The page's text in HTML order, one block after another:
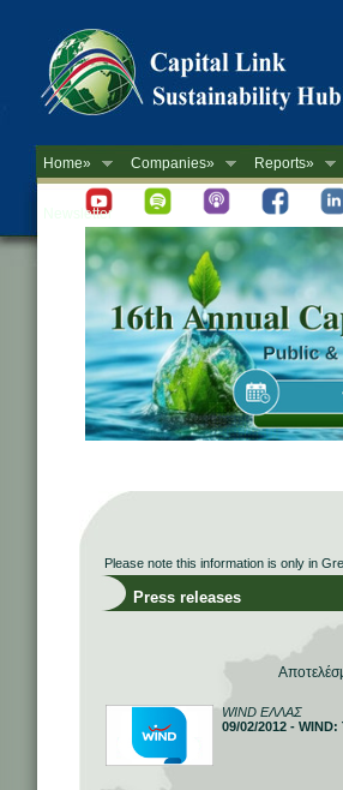
Home» Companies» Reports»
Newsletter
Please note this information is only in
Press releases
WIND ΕΛΛΑΣ
09/02/2012 -